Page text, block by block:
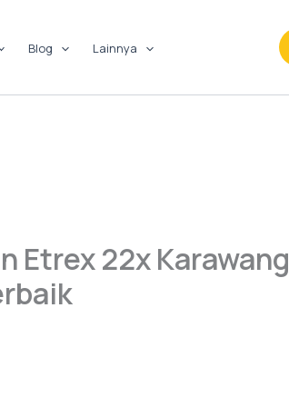
Blog Lainnya
Etrex 22x Karawang